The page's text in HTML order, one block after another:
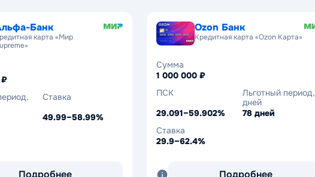
Банк
карта «Мир
Ставка
49.99–58.99%
Подробнее
Ozon Банк
Кредитная карта «Ozon Карта»
Сумма
1 000 000 ₽
ПСК
29.091–59.902%
Льготный период,
дней
78 дней
Ставка
29.9–62.4%
Подробнее